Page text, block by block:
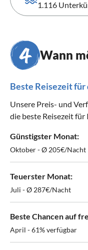
1.116
Wann
Beste Reisezeit für
Unsere Preis- und
die beste Reisezeit
Günstigster Monat:
Oktober - Ø 205€/Nacht
Teuerster Monat:
Juli - Ø 287€/Nacht
Beste Chancen auf
April - 61% verfügbar